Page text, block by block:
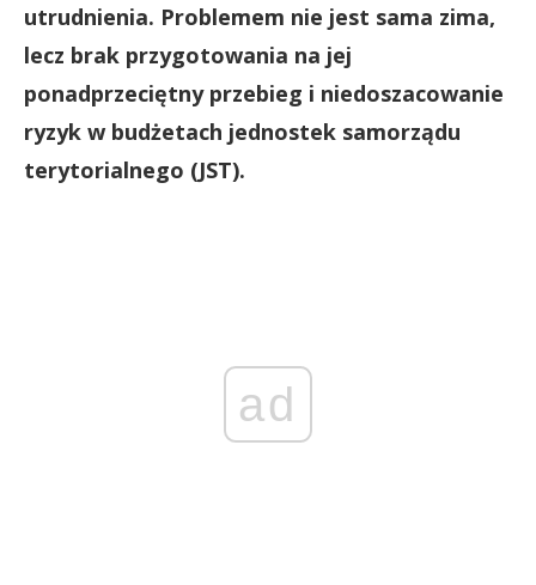
utrudnienia. Problemem nie jest sama zima,
lecz brak przygotowania na jej
ponadprzeciętny przebieg i niedoszacowanie
ryzyk w budżetach jednostek samorządu
terytorialnego (JST).
ad